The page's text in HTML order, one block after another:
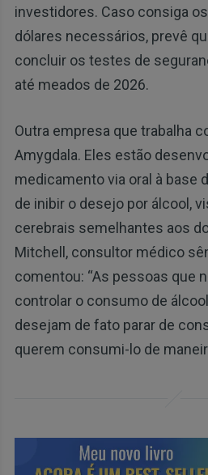
investidores. Caso consiga
dólares necessários, prevê
concluir os testes de
até meados de 2026.
Outra empresa que trabalha
Amygdala. Eles estão
medicamento via oral à base
de inibir o desejo por álcool,
cerebrais semelhantes aos
Mitchell, consultor médico
comentou: “As pessoas que
controlar o consumo de
desejam de fato parar de
querem consumi-lo de